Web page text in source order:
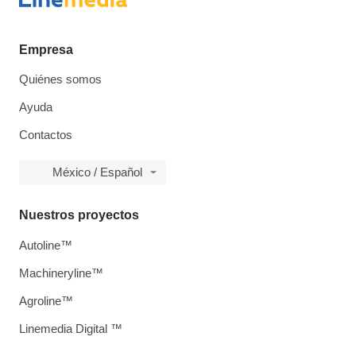
Empresa
Quiénes somos
Ayuda
Contactos
México / Español
Nuestros proyectos
Autoline™
Machineryline™
Agroline™
Linemedia Digital ™